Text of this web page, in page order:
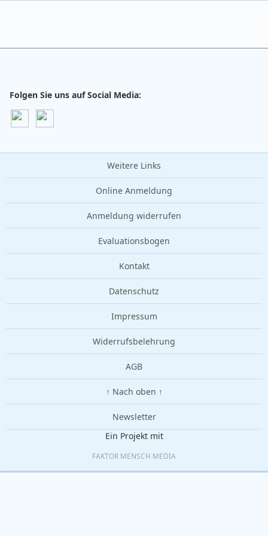
Folgen Sie uns auf Social Media:
Weitere Links
Online Anmeldung
Anmeldung widerrufen
Evaluationsbogen
Kontakt
Datenschutz
Impressum
Widerrufsbelehrung
AGB
↑ Nach oben ↑
Newsletter
Ein Projekt mit
FAKTOR MENSCH MEDIA